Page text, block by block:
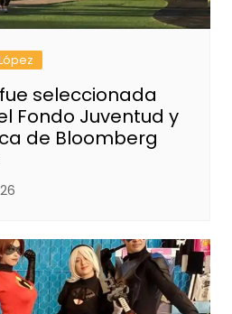
seleccionada
Fondo Juventud y
de Bloomberg